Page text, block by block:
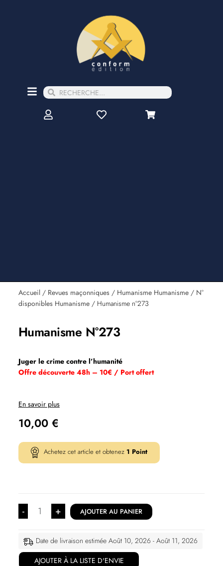
Accueil/ Revues maçonniques/ Humanisme Humanisme/ N°
disponibles Humanisme/ Humanisme n°273
Humanisme N°273
Juger le crime contre l’humanité
Offre découverte 48h – 10€ / Port offert
En savoir plus
10,00 €
Achetez cet article et obtenez 1 Point
- + AJOUTER AU PANIER
Date de livraison estimée Août 10, 2026 - Août 11, 2026
AJOUTER À LA LISTE D'ENVIE